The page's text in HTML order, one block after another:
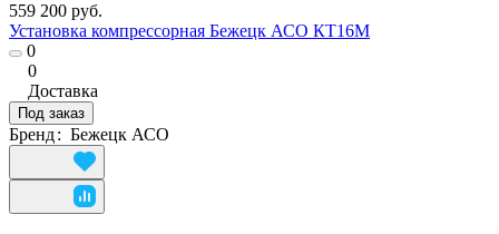
559 200 руб.
Установка компрессорная Бежецк АСО КТ16М
0
0
Доставка
Под заказ
Бренд: Бежецк АСО